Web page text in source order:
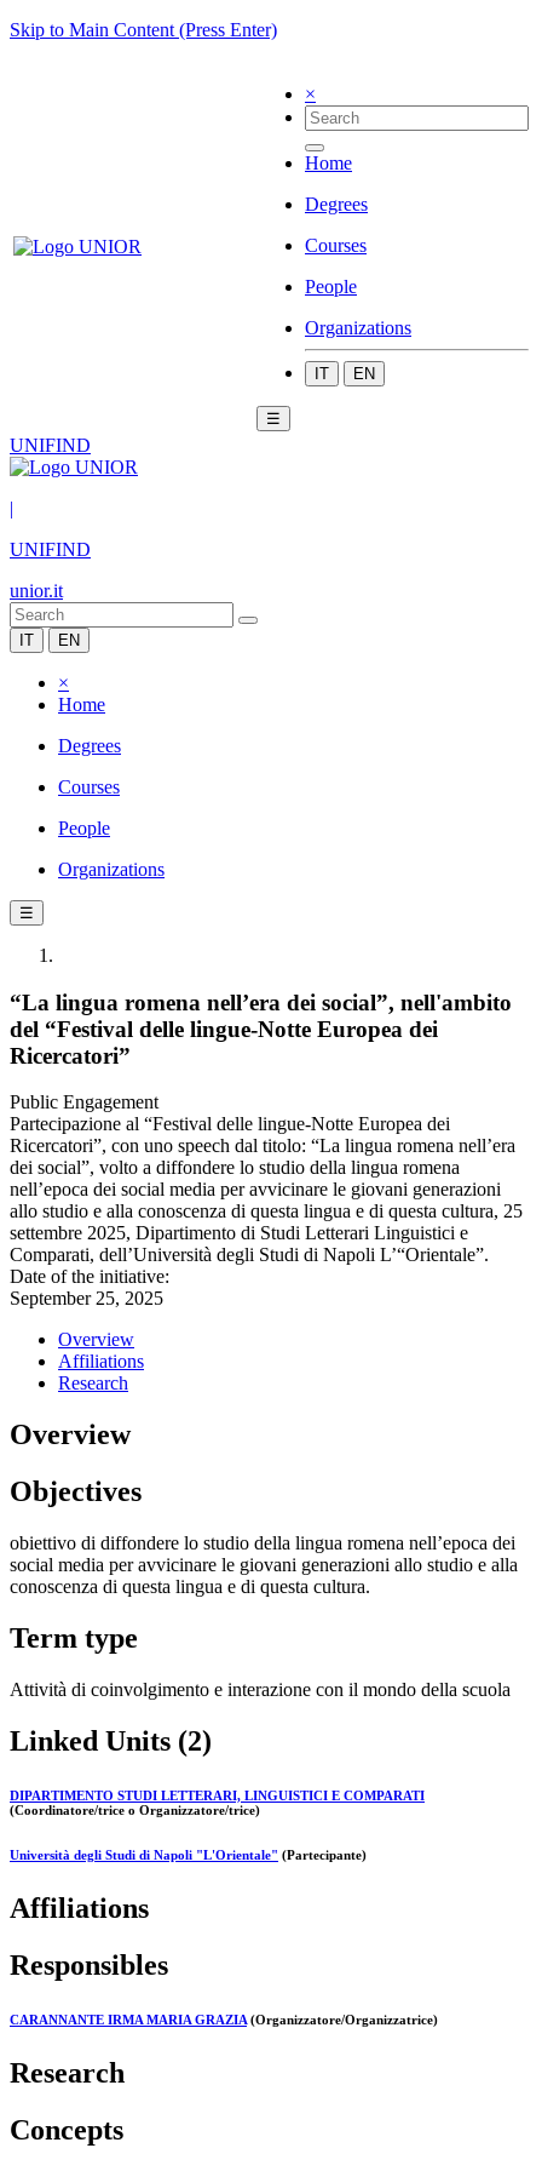
Skip to Main Content (Press Enter)
×
Home
Degrees
Courses
People
Organizations
IT EN
☰
UNIFIND
|
UNIFIND
unior.it
IT EN
×
Home
Degrees
Courses
People
Organizations
☰
“La lingua romena nell’era dei social”, nell'ambito
del “Festival delle lingue-Notte Europea dei
Ricercatori”
Public Engagement
Partecipazione al “Festival delle lingue-Notte Europea dei
Ricercatori”, con uno speech dal titolo: “La lingua romena nell’era
dei social”, volto a diffondere lo studio della lingua romena
nell’epoca dei social media per avvicinare le giovani generazioni
allo studio e alla conoscenza di questa lingua e di questa cultura, 25
settembre 2025, Dipartimento di Studi Letterari Linguistici e
Comparati, dell’Università degli Studi di Napoli L’“Orientale”.
Date of the initiative:
September 25, 2025
Overview
Affiliations
Research
Overview
Objectives
obiettivo di diffondere lo studio della lingua romena nell’epoca dei
social media per avvicinare le giovani generazioni allo studio e alla
conoscenza di questa lingua e di questa cultura.
Term type
Attività di coinvolgimento e interazione con il mondo della scuola
Linked Units (2)
DIPARTIMENTO STUDI LETTERARI, LINGUISTICI E COMPARATI
(Coordinatore/trice o Organizzatore/trice)
Università degli Studi di Napoli "L'Orientale" (Partecipante)
Affiliations
Responsibles
CARANNANTE IRMA MARIA GRAZIA (Organizzatore/Organizzatrice)
Research
Concepts